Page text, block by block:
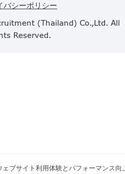
バシーポリシー
(Thailand) Co.,Ltd. All
Reserved.
ブサイト利用体験とパフォーマンス向